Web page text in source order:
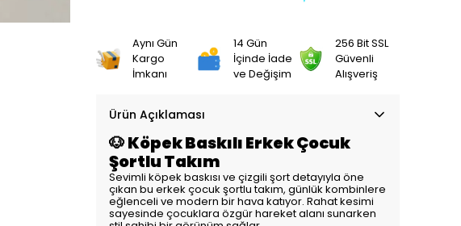
Aynı Gün
Kargo
İmkanı
14 Gün
İçinde İade
ve Değişim
256 Bit SSL
Güvenli
Alışveriş
Ürün Açıklaması
🐶 Köpek Baskılı Erkek Çocuk
Şortlu Takım
Sevimli köpek baskısı ve çizgili şort detayıyla öne
çıkan bu erkek çocuk şortlu takım, günlük kombinlere
eğlenceli ve modern bir hava katıyor. Rahat kesimi
sayesinde çocuklara özgür hareket alanı sunarken